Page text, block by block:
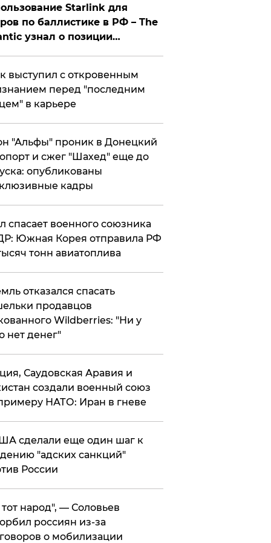
Starlink для
по баллистике в РФ – The
узнал о позиции
выступил с откровенным
перед "последним
в карьере
"Альфы" проник в Донецкий
и сжег "Шахед" еще до
опубликованы
кадры
спасает военного союзника
Южная Корея отправила РФ
тонн авиатоплива
отказался спасать
продавцов
Wildberries: "Ни у
нет денег"
Саудовская Аравия и
создали военный союз
НАТО: Иран в гневе
сделали еще один шаг к
"адских санкций"
России
народ", — Соловьев
россиян из-за
о мобилизации